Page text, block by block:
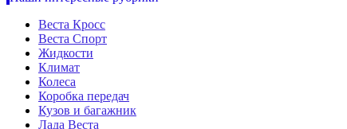
Веста Кросс
Веста Спорт
Жидкости
Климат
Колеса
Коробка передач
Кузов и багажник
Лада Веста